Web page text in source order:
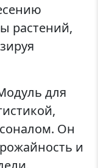
растений,
для
Он
и